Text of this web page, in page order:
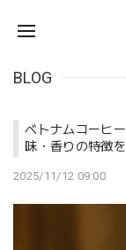
BLOG
ベトナムコーヒ
味・香りの特徴
2025/11/12 09:00